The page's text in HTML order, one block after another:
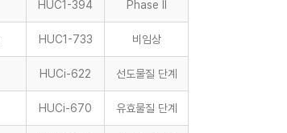
HUC1-394 Phase II
HUC1-733 비임상
HUCi-622 선도물질 단계
HUCi-670 유효물질 단계